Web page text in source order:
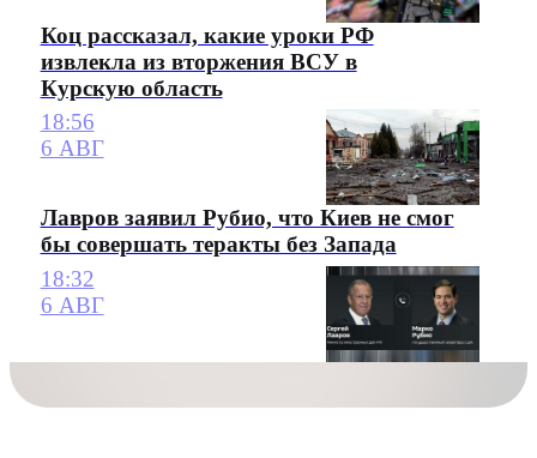
Коц рассказал, какие уроки РФ
извлекла из вторжения ВСУ в
Курскую область
18:56
6 АВГ
Лавров заявил Рубио, что Киев не смог
бы совершать теракты без Запада
18:32
6 АВГ